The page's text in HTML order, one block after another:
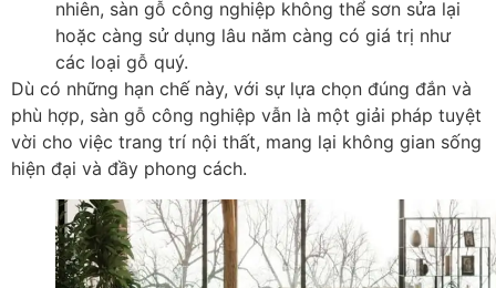
nhiên, sàn gỗ công nghiệp không thể sơn sửa lại
hoặc càng sử dụng lâu năm càng có giá trị như
các loại gỗ quý.
Dù có những hạn chế này, với sự lựa chọn đúng đắn và
phù hợp, sàn gỗ công nghiệp vẫn là một giải pháp tuyệt
vời cho việc trang trí nội thất, mang lại không gian sống
hiện đại và đầy phong cách.